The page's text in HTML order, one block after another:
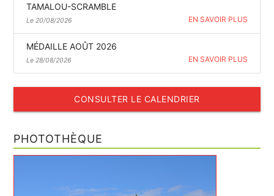
TAMALOU-SCRAMBLE
Le 20/08/2026 EN SAVOIR PLUS
MÉDAILLE AOÛT 2026
Le 28/08/2026 EN SAVOIR PLUS
CONSULTER LE CALENDRIER
PHOTOTHÈQUE